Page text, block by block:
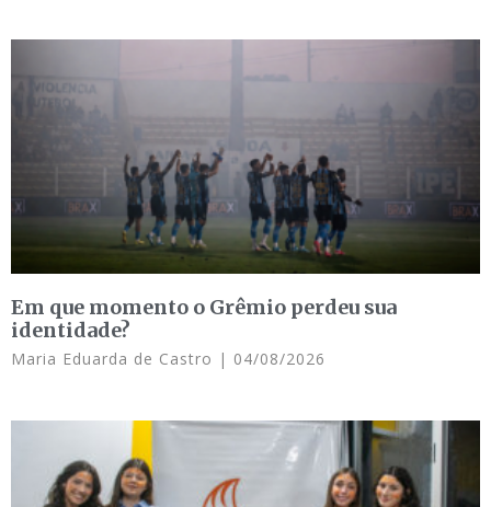
Em que momento o Grêmio perdeu sua
identidade?
Maria Eduarda de Castro 04/08/2026